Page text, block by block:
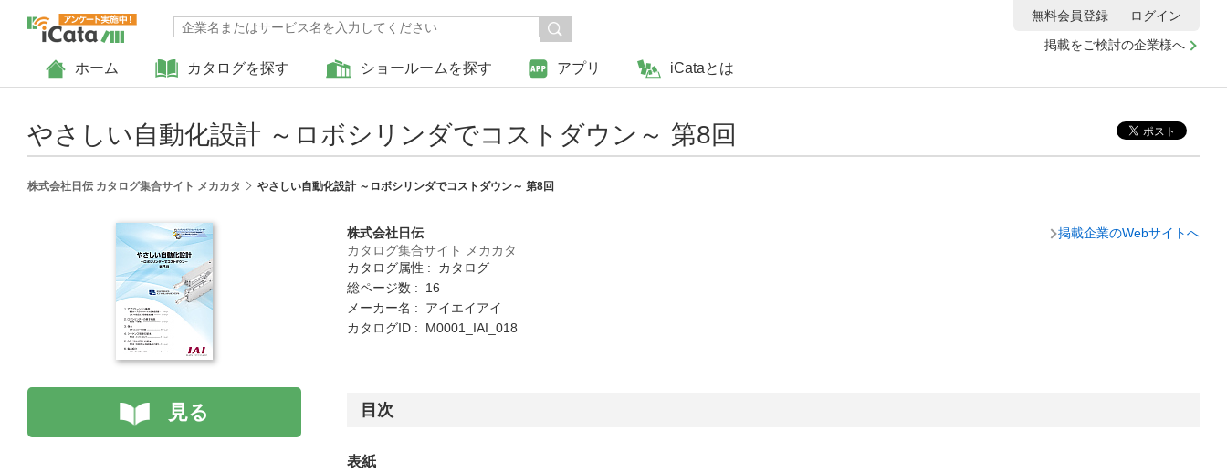
ホーム カタログを探す ショールームを探す アプリ iCataとは
掲載をご検討の企業様へ
無料会員登録 ログイン
やさしい自動化設計 ～ロボシリンダでコストダウン～ 第8回
株式会社日伝 カタログ集合サイト メカカタ やさしい自動化設計 ～ロボシリンダでコストダウン～ 第8回
見る
株式会社日伝
カタログ集合サイト メカカタ
カタログ属性 : カタログ
総ページ数 : 16
メーカー名 : アイエイアイ
カタログID : M0001_IAI_018
掲載企業のWebサイトへ
目次
表紙